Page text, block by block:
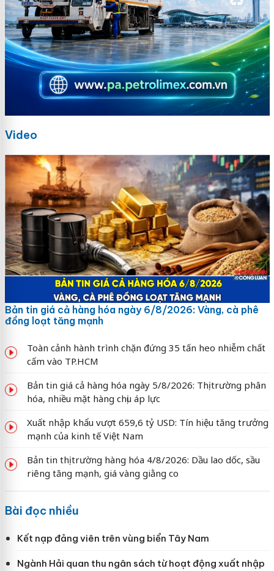
Video
Bản tin giá cả hàng hóa ngày 6/8/2026: Vàng, cà phê
đồng loạt tăng mạnh
Toàn cảnh hành trình chặn đứng 35 tấn heo nhiễm chất
cấm vào TP.HCM
Bản tin giá cả hàng hóa ngày 5/8/2026: Thị trường phân
hóa, nhiều mặt hàng chịu áp lực
Xuất nhập khẩu vượt 659,6 tỷ USD: Tín hiệu tăng trưởng
mạnh của kinh tế Việt Nam
Bản tin thị trường hàng hóa 4/8/2026: Dầu lao dốc, sầu
riêng tăng mạnh, giá vàng giằng co
Bài đọc nhiều
Kết nạp đảng viên trên vùng biển Tây Nam
Ngành Hải quan thu ngân sách từ hoạt động xuất nhập